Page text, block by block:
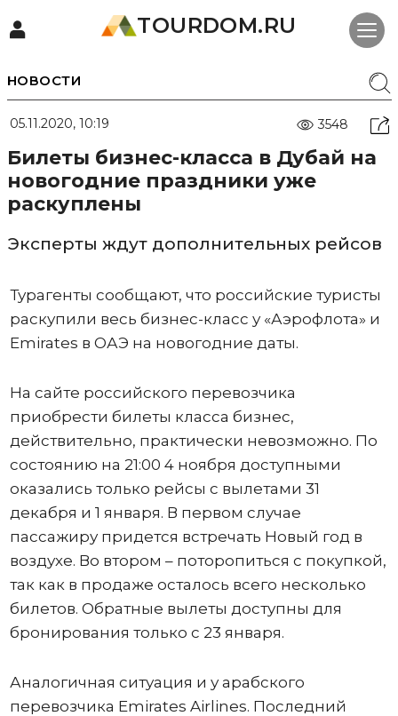
TOURDOM.RU
НОВОСТИ
05.11.2020, 10:19 3548
Билеты бизнес-класса в Дубай на
новогодние праздники уже
раскуплены
Эксперты ждут дополнительных рейсов
Турагенты сообщают, что российские туристы
раскупили весь бизнес-класс у «Аэрофлота» и
Emirates в ОАЭ на новогодние даты.
На сайте российского перевозчика
приобрести билеты класса бизнес,
действительно, практически невозможно. По
состоянию на 21:00 4 ноября доступными
оказались только рейсы с вылетами 31
декабря и 1 января. В первом случае
пассажиру придется встречать Новый год в
воздухе. Во втором – поторопиться с покупкой,
так как в продаже осталось всего несколько
билетов. Обратные вылеты доступны для
бронирования только с 23 января.
Аналогичная ситуация и у арабского
перевозчика Emirates Airlines. Последний